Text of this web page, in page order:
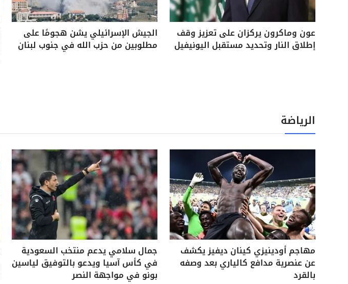
عون وماكرون يركزان على تعزيز وقف
إطلاق النار وتحديد مستقبل اليونيفيل
الجيش الإسرائيلي يشن هجومًا على
مطلوبين من حزب الله في جنوب لبنان
الرياضة
مهاجم أودينيزي كينان ديفيز يكشف
عن عنصرية مدافع كالياري بعد وصفه
بالقرد
جمال سلامي يدعم منتخب السعودية
في كأس آسيا ويدعو بالتوفيق لياسين
بونو في مواجهة النصر